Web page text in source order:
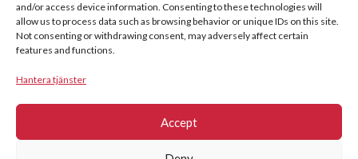
and/or access device information. Consenting to these technologies will
allow us to process data such as browsing behavior or unique IDs on this site.
Not consenting or withdrawing consent, may adversely affect certain
features and functions.
Hantera tjänster
Accept
Copyright © 2026
Hovingh & Partners